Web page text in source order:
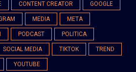
CONTENT CREATOR GOOGLE
MEDIA META
PODCAST POLITICA
SOCIAL MEDIA TIKTOK TREND
YOUTUBE